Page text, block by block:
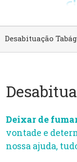
Desabituação
Deixar de
vontade e
nossa ajuda,